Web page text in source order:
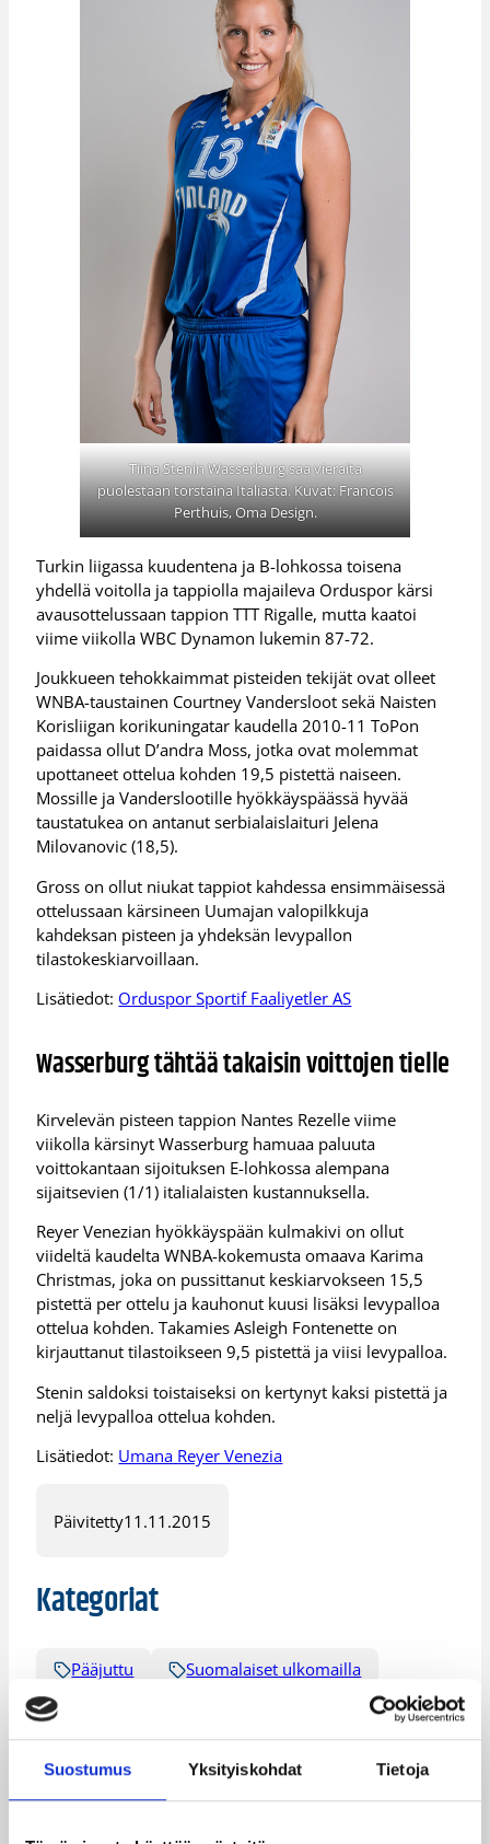
Suostumus Yksityiskohdat Tietoja
Tiina Stenin Wasserburg saa vieraita
puolestaan torstaina Italiasta. Kuvat: Francois
Perthuis, Oma Design.
Turkin liigassa kuudentena ja B-lohkossa toisena
yhdellä voitolla ja tappiolla majaileva Orduspor kärsi
avausottelussaan tappion TTT Rigalle, mutta kaatoi
viime viikolla WBC Dynamon lukemin 87-72.
Joukkueen tehokkaimmat pisteiden tekijät ovat olleet
WNBA-taustainen Courtney Vandersloot sekä Naisten
Korisliigan korikuningatar kaudella 2010-11 ToPon
paidassa ollut D’andra Moss, jotka ovat molemmat
upottaneet ottelua kohden 19,5 pistettä naiseen.
Mossille ja Vanderslootille hyökkäyspäässä hyvää
taustatukea on antanut serbialaislaituri Jelena
Milovanovic (18,5).
Gross on ollut niukat tappiot kahdessa ensimmäisessä
ottelussaan kärsineen Uumajan valopilkkuja
kahdeksan pisteen ja yhdeksän levypallon
tilastokeskiarvoillaan.
Lisätiedot: Orduspor Sportif Faaliyetler AS
Wasserburg tähtää takaisin voittojen tielle
Kirvelevän pisteen tappion Nantes Rezelle viime
viikolla kärsinyt Wasserburg hamuaa paluuta
voittokantaan sijoituksen E-lohkossa alempana
sijaitsevien (1/1) italialaisten kustannuksella.
Reyer Venezian hyökkäyspään kulmakivi on ollut
viideltä kaudelta WNBA-kokemusta omaava Karima
Christmas, joka on pussittanut keskiarvokseen 15,5
pistettä per ottelu ja kauhonut kuusi lisäksi levypalloa
ottelua kohden. Takamies Asleigh Fontenette on
kirjauttanut tilastoikseen 9,5 pistettä ja viisi levypalloa.
Stenin saldoksi toistaiseksi on kertynyt kaksi pistettä ja
neljä levypalloa ottelua kohden.
Lisätiedot: Umana Reyer Venezia
Päivitetty11.11.2015
Kategoriat
Pääjuttu Suomalaiset ulkomailla
Katso myös